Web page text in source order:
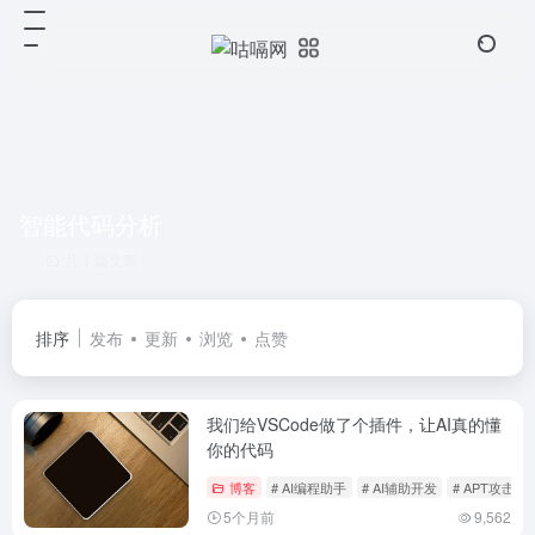
排序 发布 更新 浏览 点赞
我们给VSCode做了个插件，让AI真的懂
你的代码
博客 # AI编程助手 # AI辅助开发 # APT攻击
5个月前 9,562